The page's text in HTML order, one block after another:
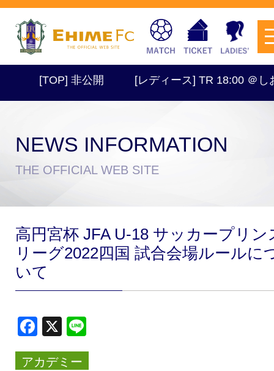
試合日程・結果 アクセス
クラブ・会社情報 レディース
チケットを購入
[TOP] 非公開 [レディース] TR 18:00 ＠しお
NEWS INFORMATION
THE OFFICIAL WEB SITE
高円宮杯 JFA U-18 サッカープリン
リーグ2022四国 試合会場ルールに
いて
Facebook
X
アカデミー